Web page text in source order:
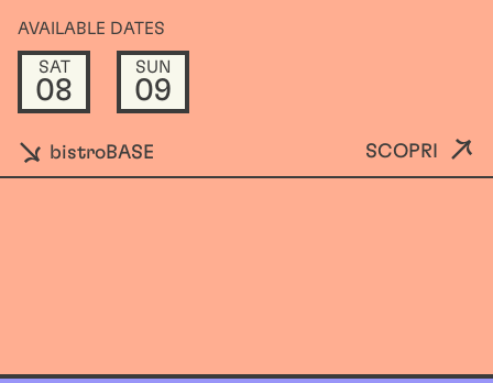
AVAILABLE DATES
SAT
08
SUN
09
bistroBASE SCOPRI